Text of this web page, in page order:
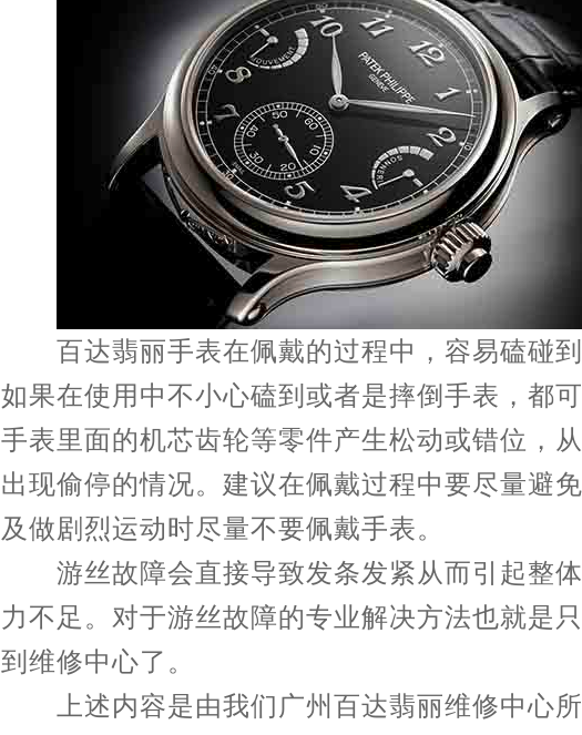
百达翡丽手表在佩戴的过程中，容易磕碰到
如果在使用中不小心磕到或者是摔倒手表，都
手表里面的机芯齿轮等零件产生松动或错位，
出现偷停的情况。建议在佩戴过程中要尽量避
及做剧烈运动时尽量不要佩戴手表。
游丝故障会直接导致发条发紧从而引起整体
力不足。对于游丝故障的专业解决方法也就是
到维修中心了。
上述内容是由我们广州百达翡丽维修中心所